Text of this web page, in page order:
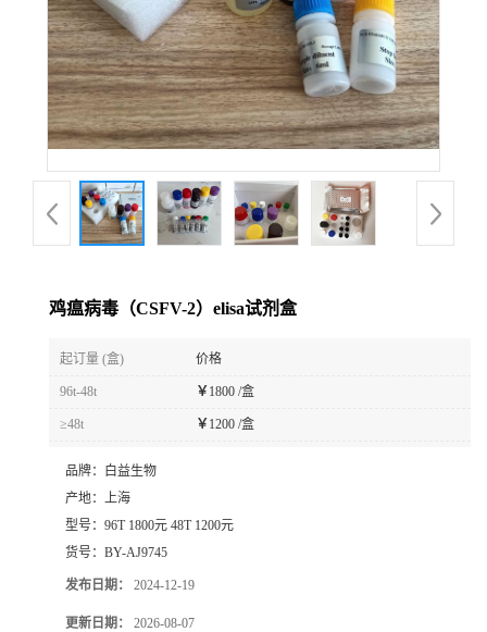
鸡瘟病毒（CSFV-2）elisa试剂盒
起订量 (盒) 价格
96t-48t ￥ 1800 /盒
≥48t ￥ 1200 /盒
品牌：
白益生物
产地： 上海
型号： 96T 1800元 48T 1200元
货号： BY-AJ9745
发布日期： 2024-12-19
更新日期： 2026-08-07